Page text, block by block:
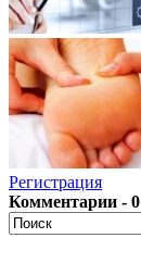
Регистрация
Комментарии - 0